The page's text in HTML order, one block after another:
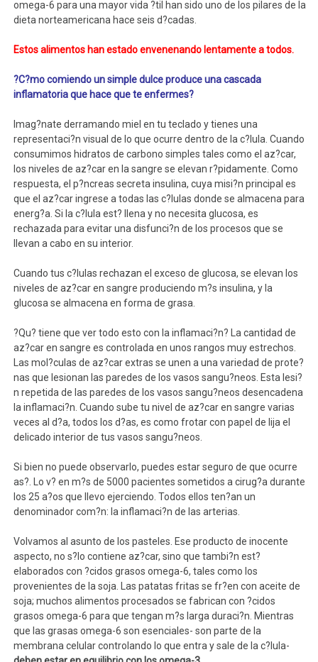
omega-6 para una mayor vida ?til han sido uno de los pilares de la
dieta norteamericana hace seis d?cadas.
Estos alimentos han estado envenenando lentamente a todos.
?C?mo comiendo un simple dulce produce una cascada
inflamatoria que hace que te enfermes?
Imag?nate derramando miel en tu teclado y tienes una
representaci?n visual de lo que ocurre dentro de la c?lula. Cuando
consumimos hidratos de carbono simples tales como el az?car,
los niveles de az?car en la sangre se elevan r?pidamente. Como
respuesta, el p?ncreas secreta insulina, cuya misi?n principal es
que el az?car ingrese a todas las c?lulas donde se almacena para
energ?a. Si la c?lula est? llena y no necesita glucosa, es
rechazada para evitar una disfunci?n de los procesos que se
llevan a cabo en su interior.
Cuando tus c?lulas rechazan el exceso de glucosa, se elevan los
niveles de az?car en sangre produciendo m?s insulina, y la
glucosa se almacena en forma de grasa.
?Qu? tiene que ver todo esto con la inflamaci?n? La cantidad de
az?car en sangre es controlada en unos rangos muy estrechos.
Las mol?culas de az?car extras se unen a una variedad de prote?
nas que lesionan las paredes de los vasos sangu?neos. Esta lesi?
n repetida de las paredes de los vasos sangu?neos desencadena
la inflamaci?n. Cuando sube tu nivel de az?car en sangre varias
veces al d?a, todos los d?as, es como frotar con papel de lija el
delicado interior de tus vasos sangu?neos.
Si bien no puede observarlo, puedes estar seguro de que ocurre
as?. Lo v? en m?s de 5000 pacientes sometidos a cirug?a durante
los 25 a?os que llevo ejerciendo. Todos ellos ten?an un
denominador com?n: la inflamaci?n de las arterias.
Volvamos al asunto de los pasteles. Ese producto de inocente
aspecto, no s?lo contiene az?car, sino que tambi?n est?
elaborados con ?cidos grasos omega-6, tales como los
provenientes de la soja. Las patatas fritas se fr?en con aceite de
soja; muchos alimentos procesados se fabrican con ?cidos
grasos omega-6 para que tengan m?s larga duraci?n. Mientras
que las grasas omega-6 son esenciales- son parte de la
membrana celular controlando lo que entra y sale de la c?lula-